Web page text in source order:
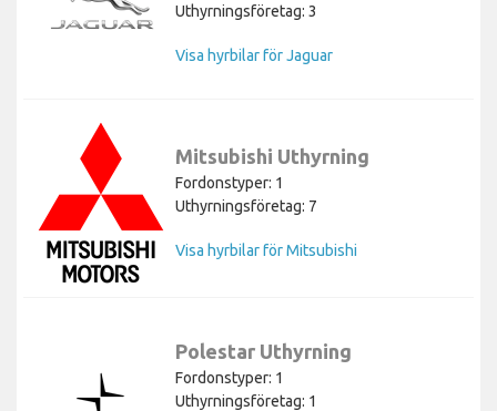
Uthyrningsföretag: 3
Visa hyrbilar för Jaguar
Mitsubishi Uthyrning
Fordonstyper: 1
Uthyrningsföretag: 7
Visa hyrbilar för Mitsubishi
Polestar Uthyrning
Fordonstyper: 1
Uthyrningsföretag: 1